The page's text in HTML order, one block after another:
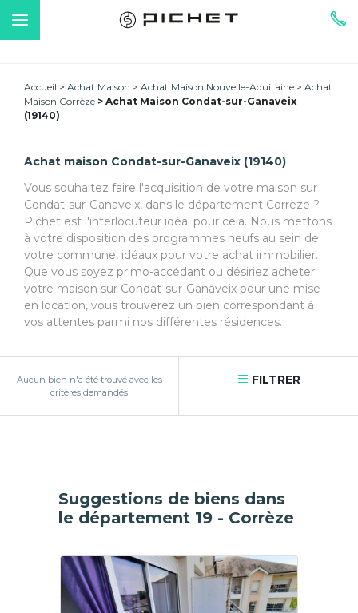
Accueil Achat Maison Achat Maison Nouvelle-Aquitaine
Achat
Maison Corrèze
Achat Maison Condat-sur-Ganaveix
(19140)
Achat maison Condat-sur-Ganaveix (19140)
Vous souhaitez faire l'acquisition de votre maison sur
Condat-sur-Ganaveix, dans le département Corrèze ?
Pichet est l'interlocuteur idéal pour cela. Nous mettons
à votre disposition des programmes neufs au sein de
votre commune, idéaux pour votre achat immobilier.
Que vous soyez primo-accédant ou désiriez acheter
votre maison sur Condat-sur-Ganaveix pour une mise
en location, vous trouverez un bien correspondant à
vos attentes parmi nos différentes résidences.
Aucun bien n'a été trouvé avec les
critères demandés
FILTRER
Suggestions de biens dans
le département 19 - Corrèze